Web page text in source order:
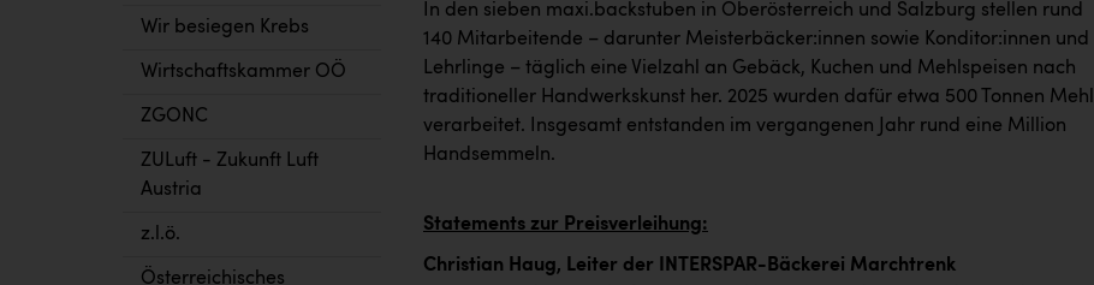
Wir besiegen Krebs
Wirtschaftskammer OÖ
ZGONC
ZULuft - Zukunft Luft
Austria
z.l.ö.
Österreichisches
In den sieben maxi.backstuben in Oberösterreich und Salzburg stellen rund
140 Mitarbeitende – darunter Meisterbäcker:innen sowie Konditor:innen und
Lehrlinge – täglich eine Vielzahl an Gebäck, Kuchen und Mehlspeisen nach
traditioneller Handwerkskunst her. 2025 wurden dafür etwa 500 Tonnen Mehl
verarbeitet. Insgesamt entstanden im vergangenen Jahr rund eine Million
Handsemmeln.
Statements zur Preisverleihung:
Christian Haug, Leiter der INTERSPAR-Bäckerei Marchtrenk